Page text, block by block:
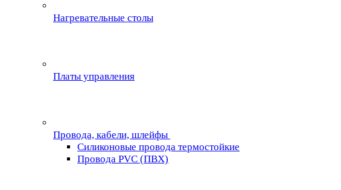
Нагревательные столы
Платы управления
Провода, кабели, шлейфы
Силиконовые провода термостойкие
Провода PVC (ПВХ)